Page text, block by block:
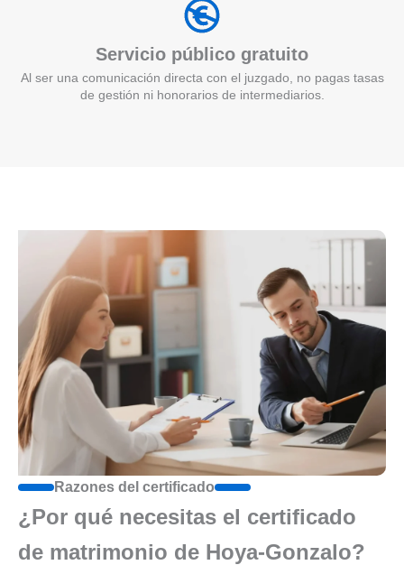
Servicio público gratuito
Al ser una comunicación directa con el juzgado, no pagas tasas
de gestión ni honorarios de intermediarios.
Razones del certificado
¿Por qué necesitas el certificado
de matrimonio de Hoya-Gonzalo?